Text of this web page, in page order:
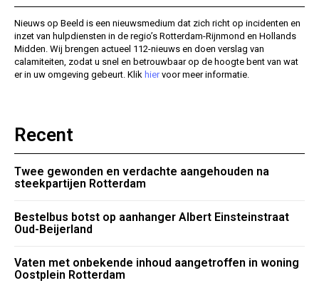
Nieuws op Beeld is een nieuwsmedium dat zich richt op incidenten en
inzet van hulpdiensten in de regio’s Rotterdam-Rijnmond en Hollands
Midden. Wij brengen actueel 112-nieuws en doen verslag van
calamiteiten, zodat u snel en betrouwbaar op de hoogte bent van wat
er in uw omgeving gebeurt. Klik hiervoor meer informatie.
Recent
Twee gewonden en verdachte aangehouden na
steekpartijen Rotterdam
Bestelbus botst op aanhanger Albert Einsteinstraat
Oud-Beijerland
Vaten met onbekende inhoud aangetroffen in woning
Oostplein Rotterdam